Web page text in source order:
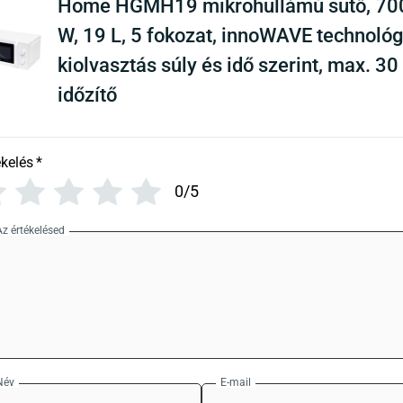
Home HGMH19 mikrohullámú sütő,
W, 19 L, 5 fokozat, innoWAVE
kiolvasztás súly és idő szerint, max. 30
időzítő
*
0/5
értékelésed
E-mail